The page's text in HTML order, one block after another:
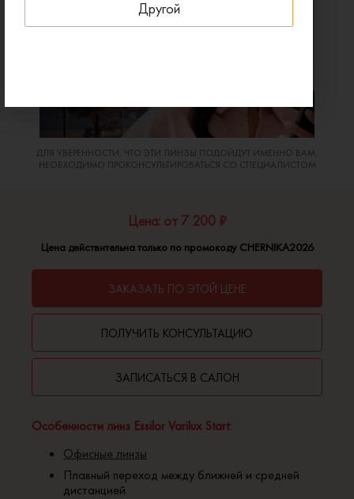
Другой
ДЛЯ УВЕРЕННОСТИ, ЧТО ЭТИ ЛИНЗЫ ПОДОЙДУТ ИМЕННО ВАМ,
НЕОБХОДИМО ПРОКОНСУЛЬТИРОВАТЬСЯ СО СПЕЦИАЛИСТОМ
Особенности линз Essilor Varilux Start:
Офисные линзы
Плавный переход между ближней и средней
дистанцией
Цена: от 7 200 ₽
Цена действительна только по промокоду CHERNIKA2026
ЗАКАЗАТЬ ПО ЭТОЙ ЦЕНЕ
ПОЛУЧИТЬ КОНСУЛЬТАЦИЮ
ЗАПИСАТЬСЯ В САЛОН